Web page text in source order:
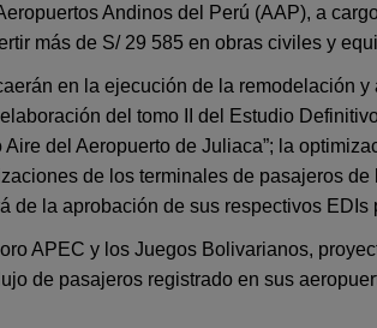
Andinos del Perú (AAP), a
más de S/ 29 585 en obras civiles y
en la ejecución de la remodelación
del tomo II del Estudio
del Aeropuerto de Juliaca”; la
de los terminales de pasajeros de
de la aprobación de sus respectivos EDIs
APEC y los Juegos Bolivarianos,
de pasajeros registrado en sus